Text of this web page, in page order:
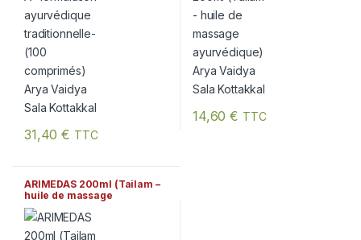
31,40€ TTC
14,60€ TTC
ARIMEDAS 200ml (Tailam –
huile de massage
ayurvédique) Arya Vaidya
Sala Kottakkal